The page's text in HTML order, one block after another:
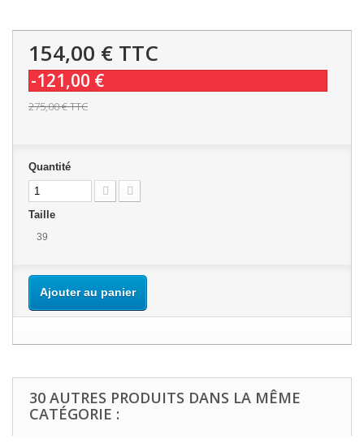
154,00 € TTC
-121,00 €
275,00 €TTC
Quantité
Taille
39
Ajouter au panier
30 AUTRES PRODUITS DANS LA MÊME
CATÉGORIE :